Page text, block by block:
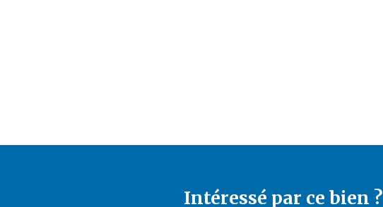
Intéressé par ce bien ?